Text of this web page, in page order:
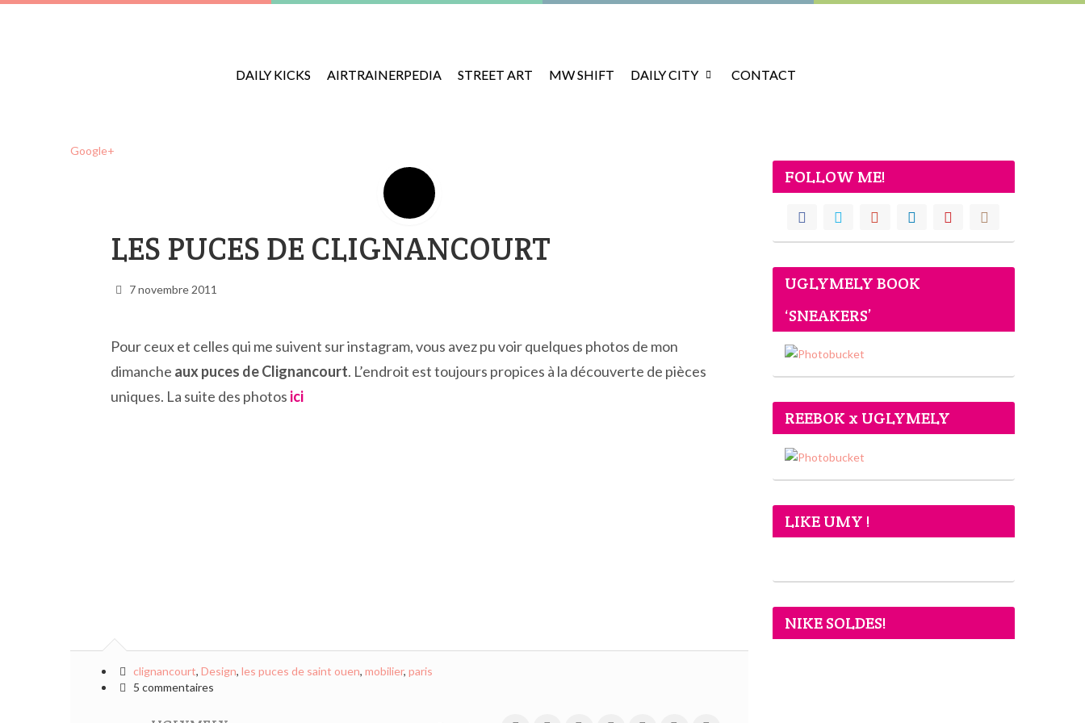
DAILY KICKS AIRTRAINERPEDIA STREET ART MW SHIFT DAILY CITY CONTACT
Google+
LES PUCES DE CLIGNANCOURT
7 novembre 2011
Pour ceux et celles qui me suivent sur instagram, vous avez pu voir quelques photos de mon
dimanche aux puces de Clignancourt. L’endroit est toujours propices à la découverte de pièces
uniques. La suite des photos ici
clignancourt, Design, les puces de saint ouen, mobilier, paris
5 commentaires
FOLLOW ME!
UGLYMELY BOOK
‘SNEAKERS’
REEBOK x UGLYMELY
LIKE UMY !
NIKE SOLDES!